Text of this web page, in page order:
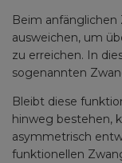
Beim anfänglichen
ausweichen, um
zu erreichen. In
sogenannten
Bleibt diese
hinweg bestehen,
asymmetrisch
funktionellen